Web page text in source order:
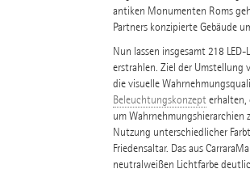
antiken Monumenten Roms
Partners konzipierte Gebäude
Nun lassen insgesamt 218
erstrahlen. Ziel der Umstellung
die visuelle
Beleuchtungskonzepterhalten,
um Wahrnehmungshierarchien
Nutzung unterschiedlicher
Friedensaltar. Das aus
neutralweißen Lichtfarbe